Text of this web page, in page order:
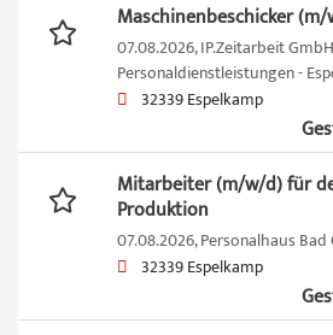
Maschinenbeschicker
07.08.2026,IP.Zeitarbeit GmbH
Personaldienstleistungen -
32339 Espelkamp
Mitarbeiter (m/w/d) für
Produktion
07.08.2026,Personalhaus
32339 Espelkamp